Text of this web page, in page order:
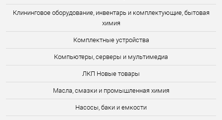
Клининговое оборудование, инвентарь и комплектующие, бытовая
химия
Комплектные устройства
Компьютеры, серверы и мультимедиа
ЛКП Новые товары
Масла, смазки и промышленная химия
Насосы, баки и емкости